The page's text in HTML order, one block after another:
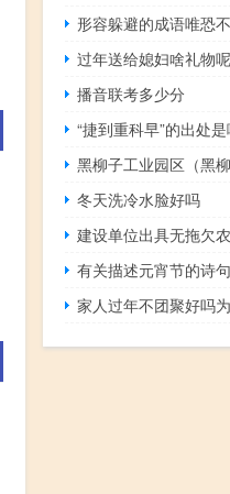
形容躲避的成语唯恐
过年送给媳妇啥礼物呢
播音联考多少分
“捷到重科早”的出处是
黑柳子工业园区（黑柳
冬天洗冷水脸好吗
有关描述元宵节的诗句
家人过年不团聚好吗